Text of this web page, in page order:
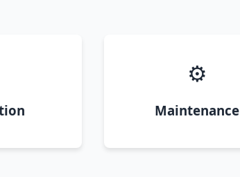
⚙️
Maintenance